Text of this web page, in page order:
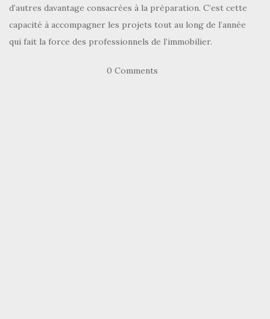
d’autres davantage consacrées à la préparation. C’est cette
capacité à accompagner les projets tout au long de l’année
qui fait la force des professionnels de l’immobilier.
0 Comments